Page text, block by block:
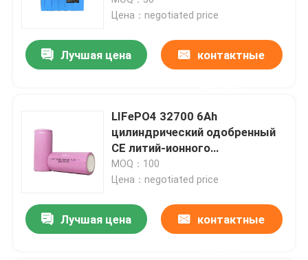
Цена：negotiated price
Лучшая цена контактные
LIFePO4 32700 6Ah
цилиндрический одобренный
CE литий-ионного
аккумулятора 3.2V
MOQ：100
Цена：negotiated price
Лучшая цена контактные